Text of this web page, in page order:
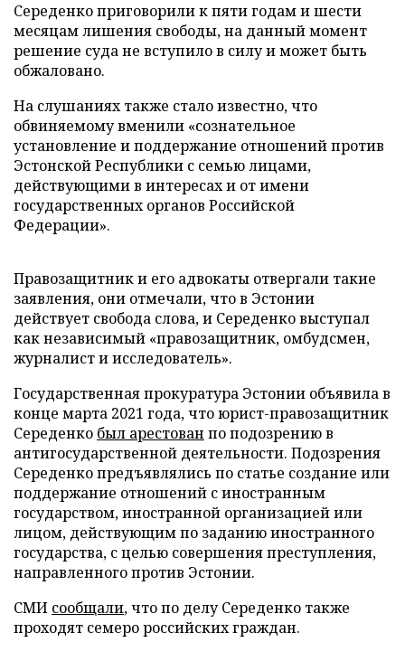
Середенко приговорили к пяти годам и шести
месяцам лишения свободы, на данный момент
решение суда не вступило в силу и может быть
обжаловано.
На слушаниях также стало известно, что
обвиняемому вменили «сознательное
установление и поддержание отношений против
Эстонской Республики с семью лицами,
действующими в интересах и от имени
государственных органов Российской
Федерации».
Правозащитник и его адвокаты отвергали такие
заявления, они отмечали, что в Эстонии
действует свобода слова, и Середенко выступал
как независимый «правозащитник, омбудсмен,
журналист и исследователь».
Государственная прокуратура Эстонии объявила в
конце марта 2021 года, что юрист-правозащитник
Середенко был арестован по подозрению в
антигосударственной деятельности. Подозрения
Середенко предъявлялись по статье создание или
поддержание отношений с иностранным
государством, иностранной организацией или
лицом, действующим по заданию иностранного
государства, с целью совершения преступления,
направленного против Эстонии.
СМИ сообщали, что по делу Середенко также
проходят семеро российских граждан.